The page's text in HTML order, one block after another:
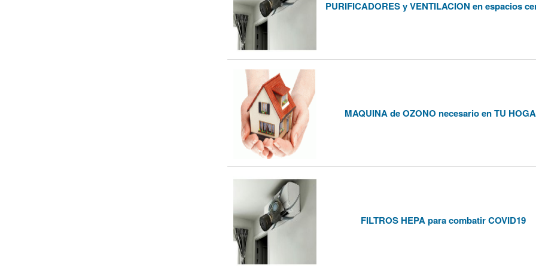
PURIFICADORES y VENTILACION en espacios
MAQUINA de OZONO necesario en TU
FILTROS HEPA para combatir COVID19